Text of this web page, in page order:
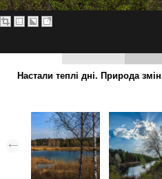
Настали теплі дні. Природа